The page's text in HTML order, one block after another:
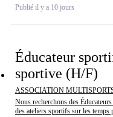
Publié il y a 10 jours
Éducateur
sportive (H/F)
ASSOCIATION
Nous recherchons des
des ateliers sportifs sur les temps